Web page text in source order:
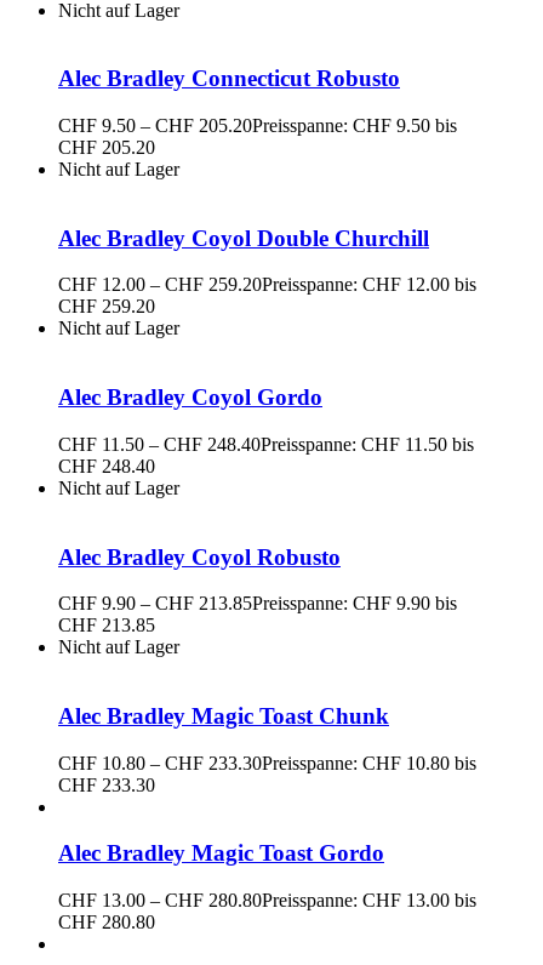
Nicht auf Lager
Alec Bradley Connecticut Robusto
CHF 9.50 – CHF 205.20Preisspanne: CHF 9.50 bis
CHF 205.20
Nicht auf Lager
Alec Bradley Coyol Double Churchill
CHF 12.00 – CHF 259.20Preisspanne: CHF 12.00 bis
CHF 259.20
Nicht auf Lager
Alec Bradley Coyol Gordo
CHF 11.50 – CHF 248.40Preisspanne: CHF 11.50 bis
CHF 248.40
Nicht auf Lager
Alec Bradley Coyol Robusto
CHF 9.90 – CHF 213.85Preisspanne: CHF 9.90 bis
CHF 213.85
Nicht auf Lager
Alec Bradley Magic Toast Chunk
CHF 10.80 – CHF 233.30Preisspanne: CHF 10.80 bis
CHF 233.30
Alec Bradley Magic Toast Gordo
CHF 13.00 – CHF 280.80Preisspanne: CHF 13.00 bis
CHF 280.80